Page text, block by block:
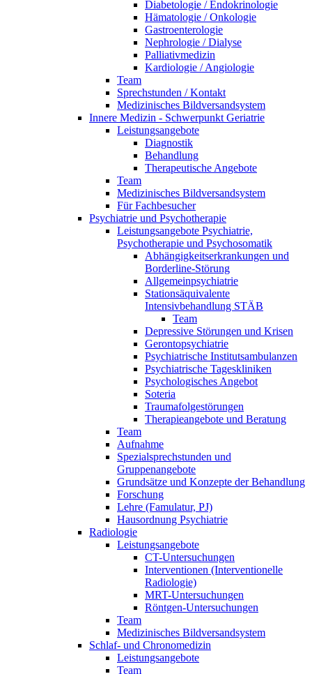
Diabetologie / Endokrinologie
Hämatologie / Onkologie
Gastroenterologie
Nephrologie / Dialyse
Palliativmedizin
Kardiologie / Angiologie
Team
Sprechstunden / Kontakt
Medizinisches Bildversandsystem
Innere Medizin - Schwerpunkt Geriatrie
Leistungsangebote
Diagnostik
Behandlung
Therapeutische Angebote
Team
Medizinisches Bildversandsystem
Für Fachbesucher
Psychiatrie und Psychotherapie
Leistungsangebote Psychiatrie,
Psychotherapie und Psychosomatik
Abhängigkeitserkrankungen und
Borderline-Störung
Allgemeinpsychiatrie
Stationsäquivalente
Intensivbehandlung STÄB
Team
Depressive Störungen und Krisen
Gerontopsychiatrie
Psychiatrische Institutsambulanzen
Psychiatrische Tageskliniken
Psychologisches Angebot
Soteria
Traumafolgestörungen
Therapieangebote und Beratung
Team
Aufnahme
Spezialsprechstunden und
Gruppenangebote
Grundsätze und Konzepte der Behandlung
Forschung
Lehre (Famulatur, PJ)
Hausordnung Psychiatrie
Radiologie
Leistungsangebote
CT-Untersuchungen
Interventionen (Interventionelle
Radiologie)
MRT-Untersuchungen
Röntgen-Untersuchungen
Team
Medizinisches Bildversandsystem
Schlaf- und Chronomedizin
Leistungsangebote
Team